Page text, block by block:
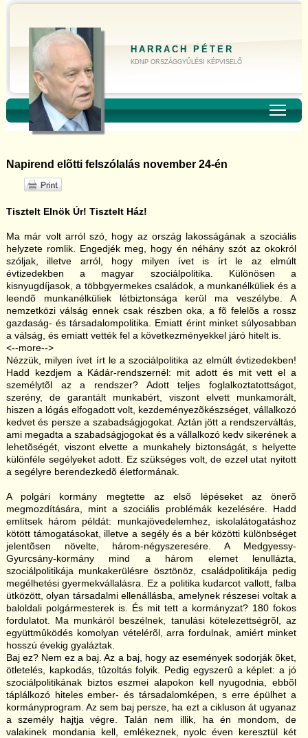
HARRACH PÉTER
KDNP ORSZÁGGYŰLÉSI KÉPVISELŐ
Napirend elõtti felszólalás november 24-én
Tisztelt Elnök Úr! Tisztelt Ház!
Ma már volt arról szó, hogy az ország lakosságának a szociális
helyzete romlik. Engedjék meg, hogy én néhány szót az okokról
szóljak, illetve arról, hogy milyen ívet is írt le az elmúlt
évtizedekben a magyar szociálpolitika. Különösen a
kisnyugdíjasok, a többgyermekes családok, a munkanélküliek és a
leendõ munkanélküliek létbiztonsága kerül ma veszélybe. A
nemzetközi válság ennek csak részben oka, a fõ felelõs a rossz
gazdaság- és társadalompolitika. Emiatt érint minket súlyosabban
a válság, és emiatt vették fel a következményekkel járó hitelt is.
<--more-->
Nézzük, milyen ívet írt le a szociálpolitika az elmúlt évtizedekben!
Hadd kezdjem a Kádár-rendszernél: mit adott és mit vett el a
személytõl az a rendszer? Adott teljes foglalkoztatottságot,
szerény, de garantált munkabért, viszont elvett munkamorált,
hiszen a lógás elfogadott volt, kezdeményezõkészséget, vállalkozó
kedvet és persze a szabadságjogokat. Aztán jött a rendszerváltás,
ami megadta a szabadságjogokat és a vállalkozó kedv sikerének a
lehetõségét, viszont elvette a munkahely biztonságát, s helyette
különféle segélyeket adott. Ez szükséges volt, de ezzel utat nyitott
a segélyre berendezkedõ életformának.
A polgári kormány megtette az elsõ lépéseket az önerõ
megmozdítására, mint a szociális problémák kezelésére. Hadd
említsek három példát: munkajövedelemhez, iskolalátogatáshoz
kötött támogatásokat, illetve a segély és a bér közötti különbséget
jelentõsen növelte, három-négyszeresére. A Medgyessy-
Gyurcsány-kormány mind a három elemet lenullázta,
szociálpolitikája munkakerülésre ösztönöz, családpolitikája pedig
megélhetési gyermekvállalásra. Ez a politika kudarcot vallott, falba
ütközött, olyan társadalmi ellenállásba, amelynek részesei voltak a
baloldali polgármesterek is. És mit tett a kormányzat? 180 fokos
fordulatot. Ma munkáról beszélnek, tanulási kötelezettségrõl, az
együttmûködés komolyan vételérõl, arra fordulnak, amiért minket
hosszú évekig gyaláztak.
Baj ez? Nem ez a baj. Az a baj, hogy az események sodorják õket,
ötletelés, kapkodás, tûzoltás folyik. Pedig egyszerû a képlet: a jó
szociálpolitikának biztos eszmei alapokon kell nyugodnia, ebbõl
táplálkozó hiteles ember- és társadalomképen, s erre épülhet a
kormányprogram. Az sem baj persze, ha ezt a cikluson át ugyanaz
a személy hajtja végre. Talán nem illik, ha én mondom, de
valakinek mondania kell, emlékeznek, nyolc éven keresztül két